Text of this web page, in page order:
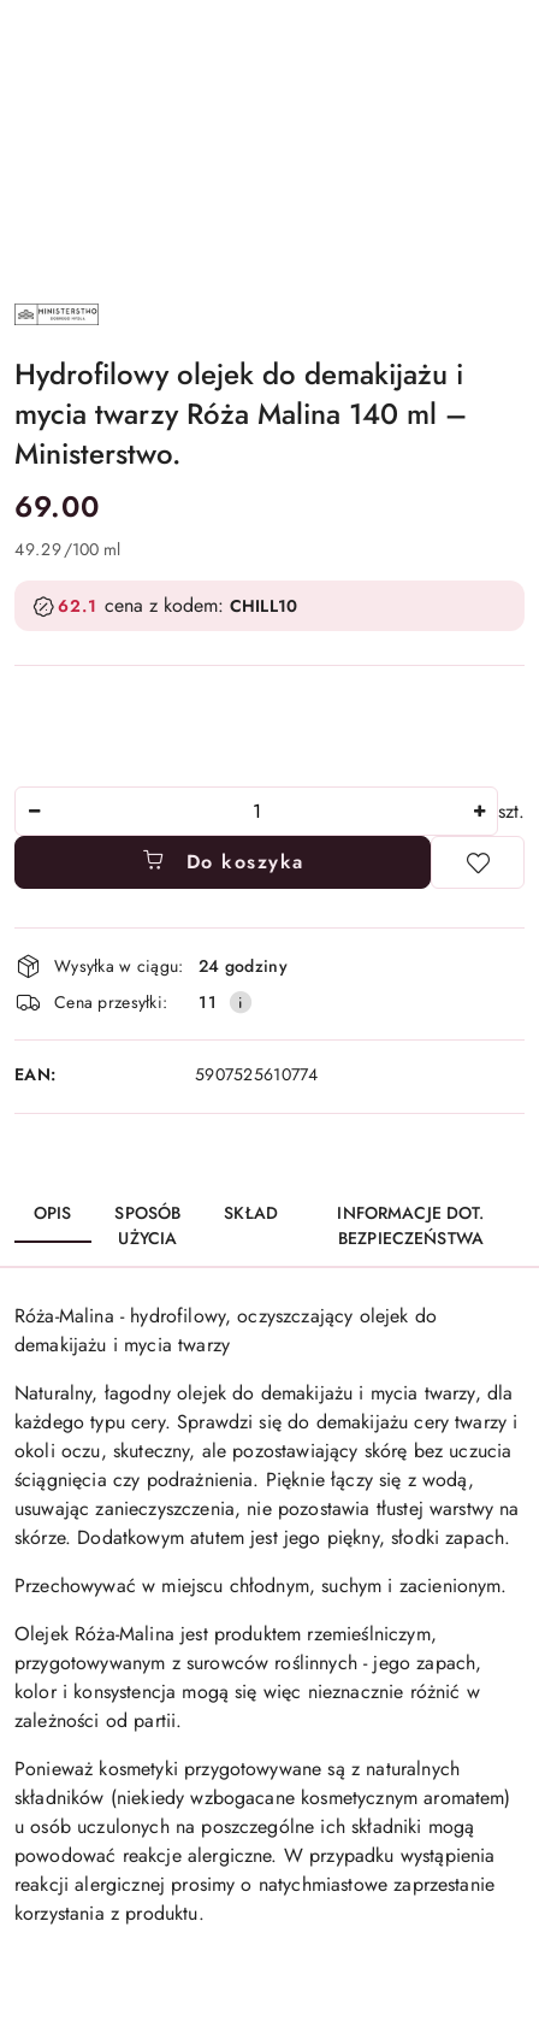
MINISTERSTWO
DOBREGO
Hydrofilowy olejek do demakijażu i
mycia twarzy Róża Malina 140 ml –
Ministerstwo.
cena:
69.00
49.29/100 ml
62.1 cena z kodem: CHILL10
szt.
Do koszyka
Dostępność
i
dostawa
Wysyłka w ciągu:
24 godziny
Cena przesyłki:
11
EAN: 5907525610774
OPIS
SPOSÓB
UŻYCIA
SKŁAD
INFORMACJE DOT.
BEZPIECZEŃSTWA
Róża-Malina - hydrofilowy, oczyszczający olejek do
demakijażu i mycia twarzy
Naturalny, łagodny olejek do demakijażu i mycia twarzy, dla
każdego typu cery. Sprawdzi się do demakijażu cery twarzy i
okoli oczu, skuteczny, ale pozostawiający skórę bez uczucia
ściągnięcia czy podrażnienia. Pięknie łączy się z wodą,
usuwając zanieczyszczenia, nie pozostawia tłustej warstwy na
skórze. Dodatkowym atutem jest jego piękny, słodki zapach.
Przechowywać w miejscu chłodnym, suchym i zacienionym.
Olejek Róża-Malina jest produktem rzemieślniczym,
przygotowywanym z surowców roślinnych - jego zapach,
kolor i konsystencja mogą się więc nieznacznie różnić w
zależności od partii.
Ponieważ kosmetyki przygotowywane są z naturalnych
składników (niekiedy wzbogacane kosmetycznym aromatem)
u osób uczulonych na poszczególne ich składniki mogą
powodować reakcje alergiczne. W przypadku wystąpienia
reakcji alergicznej prosimy o natychmiastowe zaprzestanie
korzystania z produktu.